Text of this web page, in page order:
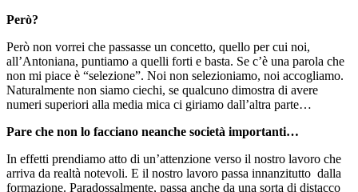
Però?
Però non vorrei che passasse un concetto, quello per cui noi,
all’Antoniana, puntiamo a quelli forti e basta. Se c’è una parola che
non mi piace è “selezione”. Noi non selezioniamo, noi accogliamo.
Naturalmente non siamo ciechi, se qualcuno dimostra di avere
numeri superiori alla media mica ci giriamo dall’altra parte…
Pare che non lo facciano neanche società importanti…
In effetti prendiamo atto di un’attenzione verso il nostro lavoro che
arriva da realtà notevoli. E il nostro lavoro passa innanzitutto dalla
formazione. Paradossalmente, passa anche da una sorta di distacco